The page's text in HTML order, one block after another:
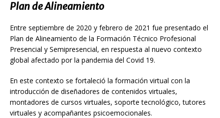
Plan de Alineamiento
Entre septiembre de 2020 y febrero de 2021 fue presentado el
Plan de Alineamiento de la Formación Técnico Profesional
Presencial y Semipresencial, en respuesta al nuevo contexto
global afectado por la pandemia del Covid 19.
En este contexto se fortaleció la formación virtual con la
introducción de diseñadores de contenidos virtuales,
montadores de cursos virtuales, soporte tecnológico, tutores
virtuales y acompañantes psicoemocionales.